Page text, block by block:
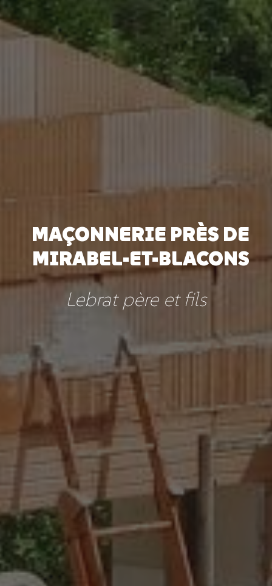
MAÇONNERIE PRÈS DE
MIRABEL-ET-BLACONS
Lebrat père et fils